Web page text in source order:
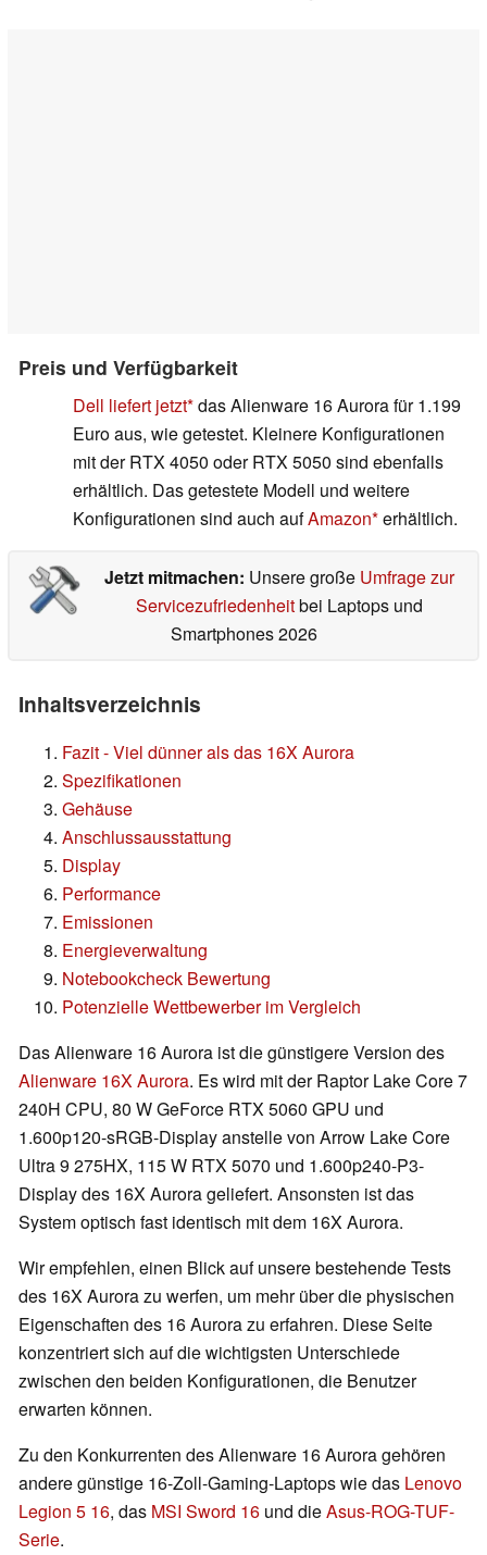
Preis und Verfügbarkeit
Dell liefert jetzt das Alienware 16 Aurora für 1.199
Euro aus, wie getestet. Kleinere Konfigurationen
mit der RTX 4050 oder RTX 5050 sind ebenfalls
erhältlich. Das getestete Modell und weitere
Konfigurationen sind auch aufAmazon erhältlich.
Jetzt mitmachen: Unsere große Umfrage zur
Servicezufriedenheitbei Laptops und
Smartphones 2026
Inhaltsverzeichnis
Fazit - Viel dünner als das 16X Aurora
Spezifikationen
Gehäuse
Anschlussausstattung
Display
Performance
Emissionen
Energieverwaltung
Notebookcheck Bewertung
Potenzielle Wettbewerber im Vergleich
Das Alienware 16 Aurora ist die günstigere Version des
Alienware 16X Aurora. Es wird mit der Raptor Lake Core 7
240H CPU, 80 W GeForce RTX 5060 GPU und
1.600p120-sRGB-Display anstelle von Arrow Lake Core
Ultra 9 275HX, 115 W RTX 5070 und 1.600p240-P3-
Display des 16X Aurora geliefert. Ansonsten ist das
System optisch fast identisch mit dem 16X Aurora.
Wir empfehlen, einen Blick auf unsere bestehende Tests
des 16X Aurora zu werfen, um mehr über die physischen
Eigenschaften des 16 Aurora zu erfahren. Diese Seite
konzentriert sich auf die wichtigsten Unterschiede
zwischen den beiden Konfigurationen, die Benutzer
erwarten können.
Zu den Konkurrenten des Alienware 16 Aurora gehören
andere günstige 16-Zoll-Gaming-Laptops wie das Lenovo
Legion 5 16, das MSI Sword 16 und dieAsus-ROG-TUF-
Serie.